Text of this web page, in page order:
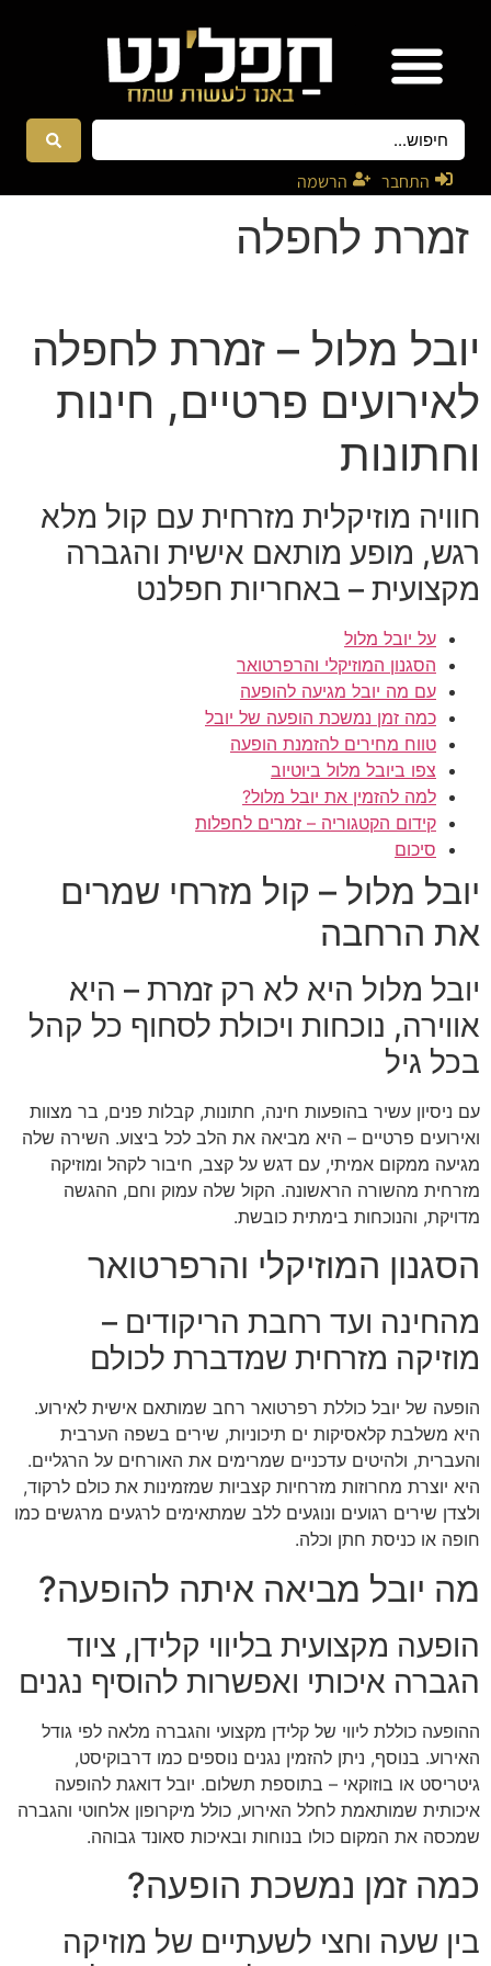
התחבר הרשמה
זמרת לחפלה
יובל מלול – זמרת לחפלה
לאירועים פרטיים, חינות
וחתונות
חוויה מוזיקלית מזרחית עם קול מלא
רגש, מופע מותאם אישית והגברה
מקצועית – באחריות חפלנט
על יובל מלול
הסגנון המוזיקלי והרפרטואר
עם מה יובל מגיעה להופעה
כמה זמן נמשכת הופעה של יובל
טווח מחירים להזמנת הופעה
צפו ביובל מלול ביוטיוב
למה להזמין את יובל מלול?
קידום הקטגוריה – זמרים לחפלות
סיכום
יובל מלול – קול מזרחי שמרים
את הרחבה
יובל מלול היא לא רק זמרת – היא
אווירה, נוכחות ויכולת לסחוף כל קהל
בכל גיל
עם ניסיון עשיר בהופעות חינה, חתונות, קבלות פנים, בר מצוות
ואירועים פרטיים – היא מביאה את הלב לכל ביצוע. השירה שלה
מגיעה ממקום אמיתי, עם דגש על קצב, חיבור לקהל ומוזיקה
מזרחית מהשורה הראשונה. הקול שלה עמוק וחם, ההגשה
מדויקת, והנוכחות בימתית כובשת.
הסגנון המוזיקלי והרפרטואר
מהחינה ועד רחבת הריקודים –
מוזיקה מזרחית שמדברת לכולם
הופעה של יובל כוללת רפרטואר רחב שמותאם אישית לאירוע.
היא משלבת קלאסיקות ים תיכוניות, שירים בשפה הערבית
והעברית, ולהיטים עדכניים שמרימים את האורחים על הרגליים.
היא יוצרת מחרוזות מזרחיות קצביות שמזמינות את כולם לרקוד,
ולצדן שירים רגועים ונוגעים ללב שמתאימים לרגעים מרגשים כמו
חופה או כניסת חתן וכלה.
מה יובל מביאה איתה להופעה?
הופעה מקצועית בליווי קלידן, ציוד
הגברה איכותי ואפשרות להוסיף נגנים
ההופעה כוללת ליווי של קלידן מקצועי והגברה מלאה לפי גודל
האירוע. בנוסף, ניתן להזמין נגנים נוספים כמו דרבוקיסט,
גיטריסט או בוזוקאי – בתוספת תשלום. יובל דואגת להופעה
איכותית שמותאמת לחלל האירוע, כולל מיקרופון אלחוטי והגברה
שמכסה את המקום כולו בנוחות ובאיכות סאונד גבוהה.
כמה זמן נמשכת הופעה?
בין שעה וחצי לשעתיים של מוזיקה